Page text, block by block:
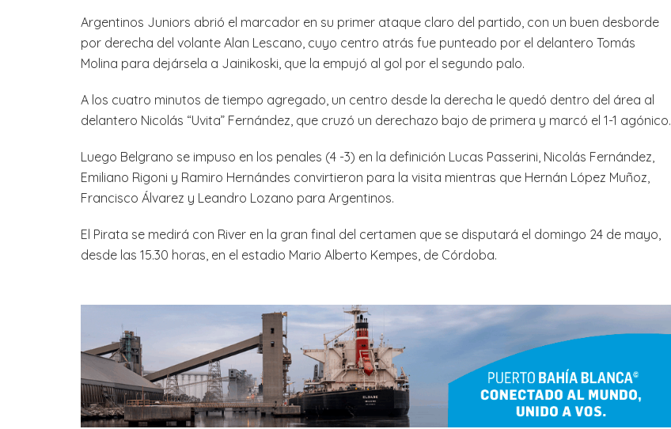
Argentinos Juniors abrió el marcador en su primer ataque claro del partido, con un buen desborde
por derecha del volante Alan Lescano, cuyo centro atrás fue punteado por el delantero Tomás
Molina para dejársela a Jainikoski, que la empujó al gol por el segundo palo.
A los cuatro minutos de tiempo agregado, un centro desde la derecha le quedó dentro del área al
delantero Nicolás “Uvita” Fernández, que cruzó un derechazo bajo de primera y marcó el 1-1 agónico.
Luego Belgrano se impuso en los penales (4 -3) en la definición Lucas Passerini, Nicolás Fernández,
Emiliano Rigoni y Ramiro Hernándes convirtieron para la visita mientras que Hernán López Muñoz,
Francisco Álvarez y Leandro Lozano para Argentinos.
El Pirata se medirá con River en la gran final del certamen que se disputará el domingo 24 de mayo,
desde las 15.30 horas, en el estadio Mario Alberto Kempes, de Córdoba.